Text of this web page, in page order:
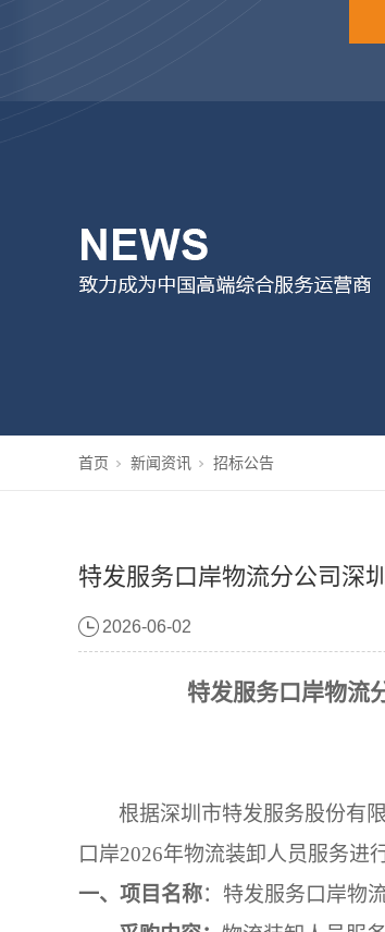
首页 新闻资讯 招标公告
特发服务口岸物流分公司深
2026-06-02
特发服务口岸物流
根据深圳市特发服务股份有
口岸2026年物流装卸人员服务进
一、项目名称： 特发服务口岸物